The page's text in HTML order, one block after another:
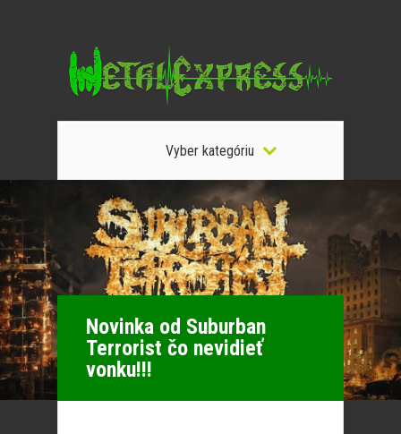
Vyber kategóriu
Novinka od Suburban
Terrorist čo nevidieť
vonku!!!